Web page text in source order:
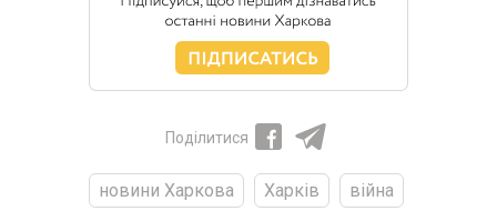
Поділитися
новини Харкова Харків
війна